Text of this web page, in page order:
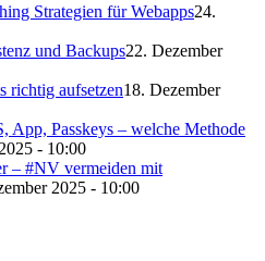
Strategien für Webapps24.
und Backups22. Dezember
richtig aufsetzen18. Dezember
App, Passkeys – welche Methode
- 10:00
– #NV vermeiden mit
2025 - 10:00